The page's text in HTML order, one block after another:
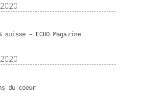
suisse – ECHO Magazine
du coeur